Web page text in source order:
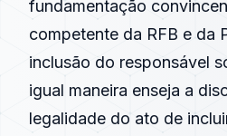
fundamentação
competente da RFB e da
inclusão do responsável
igual maneira enseja a
legalidade do ato de